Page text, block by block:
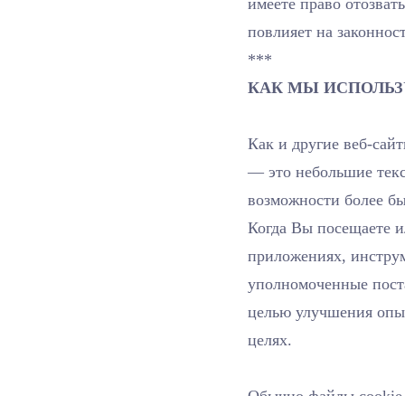
повлияет на
***
КАК МЫ
Как и другие веб-
— это небольшие
возможности более
Когда Вы посещаете
приложениях,
уполномоченные
целью улучшения
целях.